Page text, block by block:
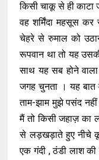
किसी चाकू से ही काटा
वह शर्मिंदा महसूस
चेहरे से रुमाल को
रूपवान था तो यह
साथ यह सब होने
जगह चुनता । यह बात
ताम-झाम मुझे पसंद नहीं
मैं तो किसी जहाज़ का
से लड़खड़ाते हुए नीचे
एक गंदी , ठंडी लाश